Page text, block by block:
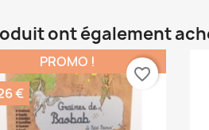
ont également
PROMO !
€
favorite_border